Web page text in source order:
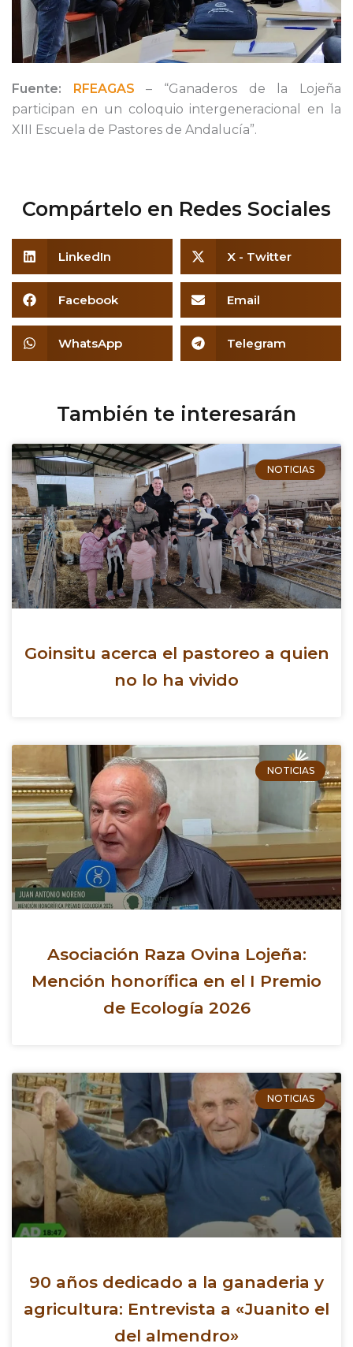
Fuente: RFEAGAS – “Ganaderos de la Lojeña
participan en un coloquio intergeneracional en la
XIII Escuela de Pastores de Andalucía”.
Compártelo en Redes Sociales
LinkedIn X - Twitter
Facebook Email
WhatsApp Telegram
También te interesarán
NOTICIAS
Goinsitu acerca el pastoreo a quien
no lo ha vivido
NOTICIAS
Asociación Raza Ovina Lojeña:
Mención honorífica en el I Premio
de Ecología 2026
NOTICIAS
90 años dedicado a la ganaderia y
agricultura: Entrevista a «Juanito el
del almendro»